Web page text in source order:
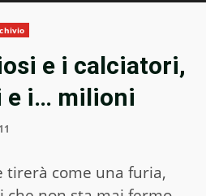
e i calciatori,
e i… milioni
tirerà come una furia,